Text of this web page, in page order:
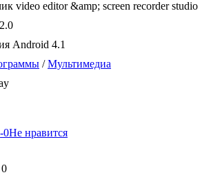
video editor &amp; screen recorder studio
Android 4.1
/Мультимедиа
-0Не нравится